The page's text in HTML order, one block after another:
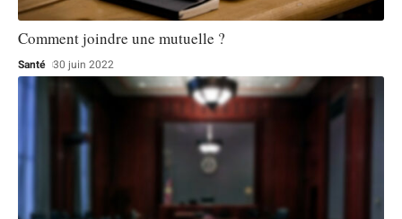
Comment joindre une mutuelle ?
Santé 30 juin 2022